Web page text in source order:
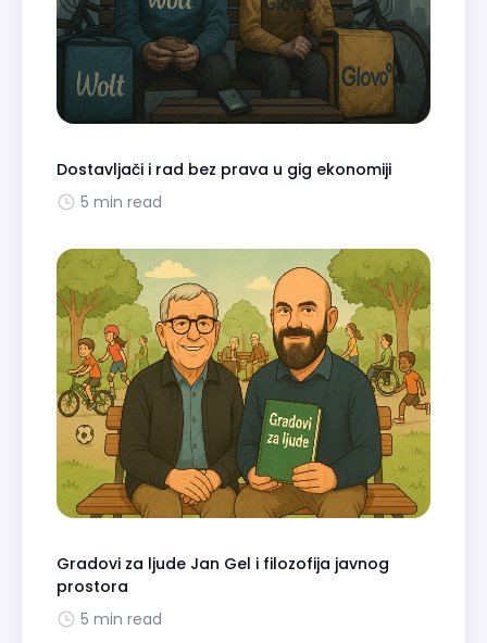
Dostavljači i rad bez prava u gig ekonomiji
5 min read
Gradovi za ljude Jan Gel i filozofija javnog
prostora
5 min read